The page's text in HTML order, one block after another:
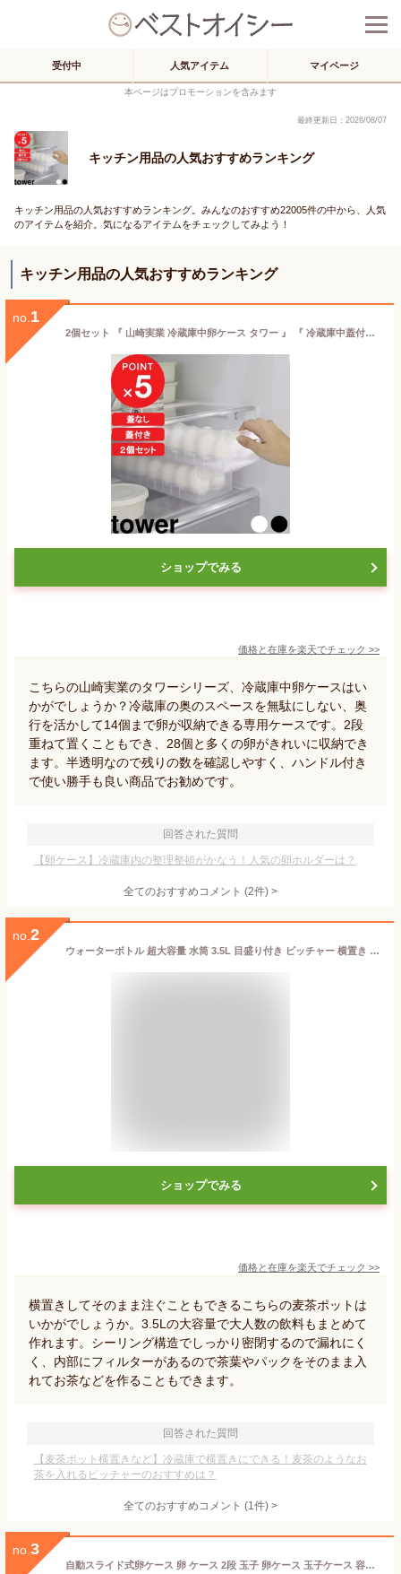
受付中 人気アイテム マイページ
本ページはプロモーションを含みます
最終更新日：2026/08/07
キッチン用品の人気おすすめランキング
キッチン用品の人気おすすめランキング。みんなのおすすめ22005件の中から、人気
のアイテムを紹介。気になるアイテムをチェックしてみよう！
キッチン用品の人気おすすめランキング
no. 1
2個セット 『 山崎実業 冷蔵庫中卵ケース タワー 』 『 冷蔵庫中蓋付き卵ケース タワー 』 tower 14個 卵入れ 卵 玉子 冷蔵庫トレー 冷蔵庫 ケース 冷蔵庫収納 ボックス トレー 収納 クリア 透明 5764 5765 1481 1482 公式 ホワイト ブラック YAMAZAKI
ショップでみる
価格と在庫を楽天でチェック >>
こちらの山崎実業のタワーシリーズ、冷蔵庫中卵ケースはい
かがでしょうか？冷蔵庫の奥のスペースを無駄にしない、奥
行を活かして14個まで卵が収納できる専用ケースです。2段
重ねて置くこともでき、28個と多くの卵がきれいに収納でき
ます。半透明なので残りの数を確認しやすく、ハンドル付き
で使い勝手も良い商品でお勧めです。
回答された質問
【卵ケース】冷蔵庫内の整理整頓がかなう！人気の卵ホルダーは？
全てのおすすめコメント (2件) >
no. 2
ウォーターボトル 超大容量 水筒 3.5L 目盛り付き ピッチャー 横置き WATER BOTTLE 3.5リットル 3500ml 水筒 スポーツボトル 水ボトル アウトドア 部活 運動用 麦茶ポット 安全ロック ハンドル付き お茶 ランニング 透明 高い密封性 水漏れ防止 お出かけ
ショップでみる
価格と在庫を楽天でチェック >>
横置きしてそのまま注ぐこともできるこちらの麦茶ポットは
いかがでしょうか。3.5Lの大容量で大人数の飲料もまとめて
作れます。シーリング構造でしっかり密閉するので漏れにく
く、内部にフィルターがあるので茶葉やパックをそのまま入
れてお茶などを作ることもできます。
回答された質問
【麦茶ポット横置きなど】冷蔵庫で横置きにできる！麦茶のようなお
茶を入れるピッチャーのおすすめは？
全てのおすすめコメント (1件) >
no. 3
自動スライド式卵ケース 卵 ケース 2段 玉子 卵ケース 玉子ケース 容器 パック 卵入れ 卵トレー 冷蔵庫 卵12〜14個 たまご 収納 大容量 整理 冷蔵庫収納 キッチン収納 エッグホルダー クリア 透明 スライド 積み重ね可能 たまごケース スリム型 細い キッチン用品